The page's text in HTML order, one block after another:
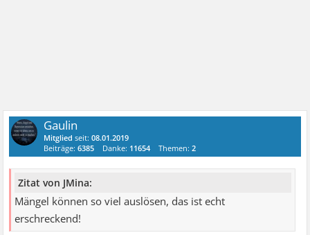
Gaulin
Mitglied seit:08.01.2019
Beiträge:6385 Danke: 11654 Themen:2
Zitat von JMina:
Mängel können so viel auslösen, das ist echt
erschreckend!